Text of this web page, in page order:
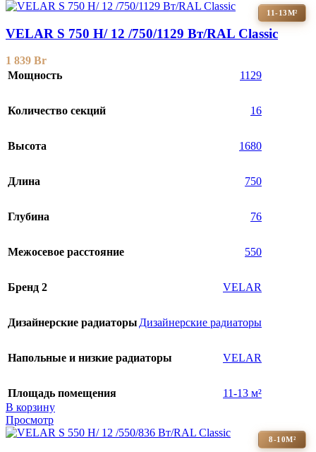
11-13М²
VELAR S 750 H/ 12 /750/1129 Вт/RAL Classic
1 839 Br
Мощность
1129
Количество секций 16
Высота 1680
Длина 750
Глубина 76
Межосевое расстояние 550
Бренд 2 VELAR
Дизайнерские радиаторыДизайнерские радиаторы
Напольные и низкие радиаторы VELAR
Площадь помещения
11-13 м²
В корзину
Просмотр
8-10М²